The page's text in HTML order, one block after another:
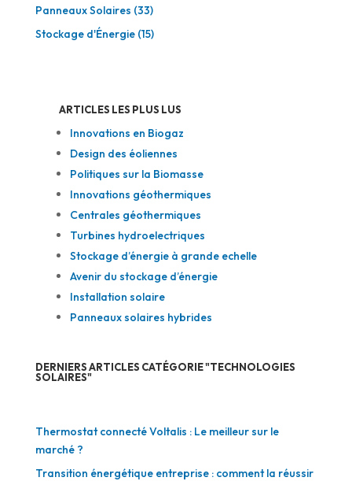
Panneaux Solaires (33)
Stockage d'Énergie(15)
ARTICLES LES PLUS LUS
Innovations en Biogaz
Design des éoliennes
Politiques sur la Biomasse
Innovations géothermiques
Centrales géothermiques
Turbines hydroelectriques
Stockage d’énergie à grande echelle
Avenir du stockage d’énergie
Installation solaire
Panneaux solaires hybrides
DERNIERS ARTICLES CATÉGORIE "TECHNOLOGIES
SOLAIRES"
Thermostat connecté Voltalis : Le meilleur sur le
marché ?
Transition énergétique entreprise : comment la réussir